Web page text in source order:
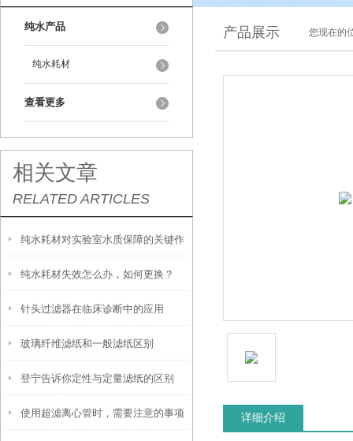
纯水产品
纯水耗材
查看更多
相关文章
RELATED ARTICLES
纯水耗材对实验室水质保障的关键作
用
纯水耗材失效怎么办，如何更换？
针头过滤器在临床诊断中的应用
玻璃纤维滤纸和一般滤纸区别
登宁告诉你定性与定量滤纸的区别
使用超滤离心管时，需要注意的事项
产品展示 您现在的
详细介绍